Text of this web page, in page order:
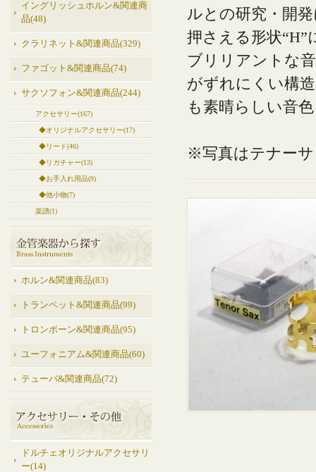
イングリッシュホルン&関連商
品(48)
クラリネット&関連商品(329)
ファゴット&関連商品(74)
サクソフォン&関連商品(244)
アクセサリー(167)
◆オリジナルアクセサリー(17)
◆リード(46)
◆リガチャー(13)
◆お手入れ用品(9)
◆他小物(7)
楽譜(1)
ホルン&関連商品(83)
トランペット&関連商品(99)
トロンボーン&関連商品(95)
ユーフォニアム&関連商品(60)
テューバ&関連商品(72)
ドルチェオリジナルアクセサリ
ー(14)
ルとの研究・開
押さえる形状
ブリリアントな
がずれにくい構
も素晴らしい音
※写真はテナー